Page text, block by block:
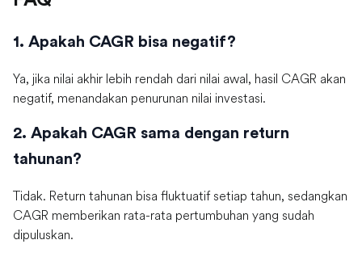
1. Apakah CAGR bisa negatif?
Ya, jika nilai akhir lebih rendah dari nilai awal, hasil CAGR akan
negatif, menandakan penurunan nilai investasi.
2. Apakah CAGR sama dengan return
tahunan?
Tidak. Return tahunan bisa fluktuatif setiap tahun, sedangkan
CAGR memberikan rata-rata pertumbuhan yang sudah
dipuluskan.